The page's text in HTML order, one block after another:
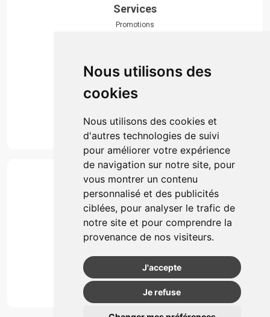
Nous utilisons des
cookies
Nous utilisons des cookies et
d'autres technologies de suivi
pour améliorer votre expérience
de navigation sur notre site, pour
vous montrer un contenu
personnalisé et des publicités
ciblées, pour analyser le trafic de
notre site et pour comprendre la
provenance de nos visiteurs.
J'accepte
Je refuse
Services
Promotions
Actualités & conseils
Événements
Marques
Suivez-nous
Paiement
Simple, rapide et 100% sécurisé
Retrait & Livriason
Retrait en automate ou Locker
Livraison chez vous